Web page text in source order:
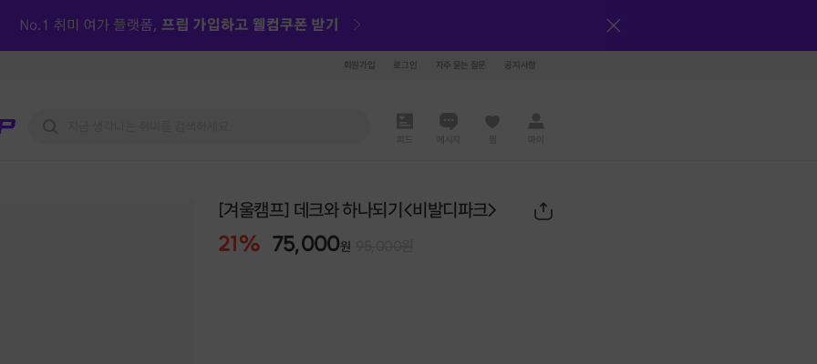
회원가입 로그인 자주 묻는 질문 공지사항
메시지 찜 마이
[겨울캠프] 데크와 하나되기<비발디파크>
21% 75,000원